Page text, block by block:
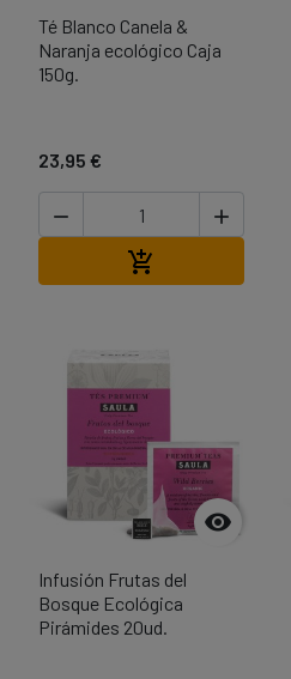
Té Blanco Canela &
Naranja ecológico Caja
150g.
23,95 €
 


Infusión Frutas del
Bosque Ecológica
Pirámides 20ud.